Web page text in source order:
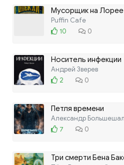
Мусорщик на Лорее
Puffin Cafe
10
0
Носитель инфекции
Андрей Зверев
2
0
Петля времени
Александр
7
0
Три смерти Бена